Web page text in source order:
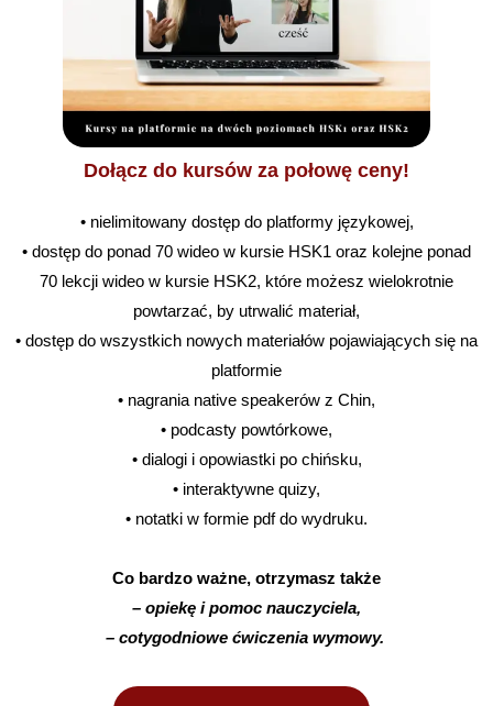
Dołącz do kursów za połowę ceny!
• nielimitowany dostęp do platformy językowej,
• dostęp do ponad 70 wideo w kursie HSK1 oraz kolejne ponad
70 lekcji wideo w kursie HSK2, które możesz wielokrotnie
powtarzać, by utrwalić materiał,
• dostęp do wszystkich nowych materiałów pojawiających się na
platformie
• nagrania native speakerów z Chin,
• podcasty powtórkowe,
• dialogi i opowiastki po chińsku,
• interaktywne quizy,
• notatki w formie pdf do wydruku.
Co bardzo ważne, otrzymasz także
– opiekę i pomoc nauczyciela,
– cotygodniowe ćwiczenia wymowy. ​